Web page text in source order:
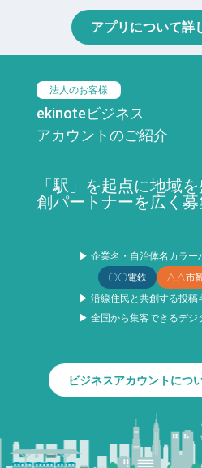
アプリについて詳
法人のお客様
ekinoteビジネス
アカウントのご紹介
「駅」を起点に地域
創パートナーを広く募
▶ 企業名・自治体名カラー
〇〇電鉄
△△市
▶ 沿線住民と共創する投稿
▶ 全国から集客できるデジ
ビジネスアカウントにつ